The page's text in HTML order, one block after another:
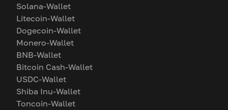
Solana-Wallet
Litecoin-Wallet
Dogecoin-Wallet
Monero-Wallet
BNB-Wallet
Bitcoin Cash-Wallet
USDC-Wallet
Shiba Inu-Wallet
Toncoin-Wallet